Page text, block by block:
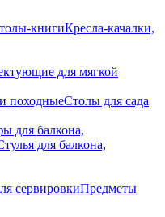
книгиКресла-качалки,
для мягкой
походныеСтолы для сада
для балкона,
для балкона,
сервировкиПредметы